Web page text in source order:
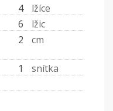
4
lžíce
6
lžic
2
cm
1
snítka